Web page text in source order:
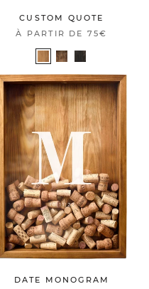
CUSTOM QUOTE
À PARTIR DE 75€
DATE MONOGRAM